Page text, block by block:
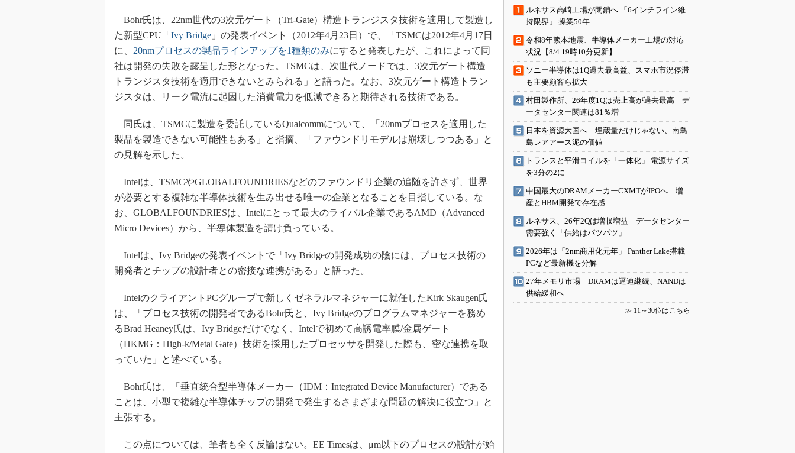
JASA発IoT通信
IHSアナリスト「未来展望」
「英語に愛されないエンジニア」の
ための新行動論
Bohr氏は、22nm世代の3次元ゲート（Tri-Gate）構造トランジスタ技術を適用して製造し
た新型CPU「 Ivy Bridge 」の発表イベント（2012年4月23日）で、「TSMCは2012年4月17日
に、 20nmプロセスの製品ラインアップを1種類のみにすると発表したが、これによって同
社は開発の失敗を露呈した形となった。TSMCは、次世代ノードでは、3次元ゲート構造
トランジスタ技術を適用できないとみられる」と語った。なお、3次元ゲート構造トラン
ジスタは、リーク電流に起因した消費電力を低減できると期待される技術である。
同氏は、TSMCに製造を委託しているQualcommについて、「20nmプロセスを適用した
製品を製造できない可能性もある」と指摘、「ファウンドリモデルは崩壊しつつある」と
の見解を示した。
Intelは、TSMCやGLOBALFOUNDRIESなどのファウンドリ企業の追随を許さず、世界
が必要とする複雑な半導体技術を生み出せる唯一の企業となることを目指している。な
お、GLOBALFOUNDRIESは、Intelにとって最大のライバル企業であるAMD（Advanced
Micro Devices）から、半導体製造を請け負っている。
Intelは、Ivy Bridgeの発表イベントで「Ivy Bridgeの開発成功の陰には、プロセス技術の
開発者とチップの設計者との密接な連携がある」と語った。
IntelのクライアントPCグループで新しくゼネラルマネジャーに就任したKirk Skaugen氏
は、「プロセス技術の開発者であるBohr氏と、Ivy Bridgeのプログラムマネジャーを務め
るBrad Heaney氏は、Ivy Bridgeだけでなく、Intelで初めて高誘電率膜/金属ゲート
（HKMG：High-k/Metal Gate）技術を採用したプロセッサを開発した際も、密な連携を取
っていた」と述べている。
Bohr氏は、「垂直統合型半導体メーカー（IDM：Integrated Device Manufacturer）である
ことは、小型で複雑な半導体チップの開発で発生するさまざまな問題の解決に役立つ」と
主張する。
この点については、筆者も全く反論はない。EE Timesは、μm以下のプロセスの設計が始
ルネサス高崎工場が閉鎖へ 「6インチライン維
持限界」 操業50年
令和8年熊本地震、半導体メーカー工場の対応
状況【8/4 19時10分更新】
ソニー半導体は1Q過去最高益、スマホ市況停滞
も主要顧客ら拡大
村田製作所、26年度1Qは売上高が過去最高 デ
ータセンター関連は81％増
日本を資源大国へ 埋蔵量だけじゃない、南鳥
島レアアース泥の価値
トランスと平滑コイルを「一体化」 電源サイズ
を3分の2に
中国最大のDRAMメーカーCXMTがIPOへ 増
産とHBM開発で存在感
ルネサス、26年2Qは増収増益 データセンター
需要強く「供給はパツパツ」
2026年は「2nm商用化元年」 Panther Lake搭載
PCなど最新機を分解
27年メモリ市場 DRAMは逼迫継続、NANDは
供給緩和へ
≫ 11～30位はこちら